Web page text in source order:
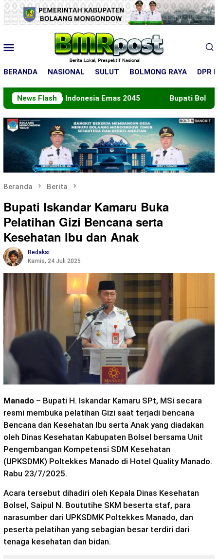
Loncat
ke
konten
Mobile
BERANDA NASIONAL SULUT BOLMONG RAYA DPR
News Flash
Indonesia Emas 2045 Bupati Boltara Lepas
Beranda Berita
Bupati Iskandar Kamaru Buka
Pelatihan Gizi Bencana serta
Kesehatan Ibu dan Anak
Redaksi
Kamis, 24 Juli 2025
Manado – Bupati H. Iskandar Kamaru SPt, MSi secara
resmi membuka pelatihan Gizi saat terjadi bencana
Bencana dan Kesehatan Ibu serta Anak yang diadakan
oleh Dinas Kesehatan Kabupaten Bolsel bersama Unit
Pengembangan Kompetensi SDM Kesehatan
(UPKSDMK) Poltekkes Manado di Hotel Quality Manado.
Rabu 23/7/2025.
Acara tersebut dihadiri oleh Kepala Dinas Kesehatan
Bolsel, Saipul N. Boututihe SKM beserta staf, para
narasumber dari UPKSDMK Poltekkes Manado, dan
peserta pelatihan yang sebagian besar terdiri dari
tenaga kesehatan dan bidan.